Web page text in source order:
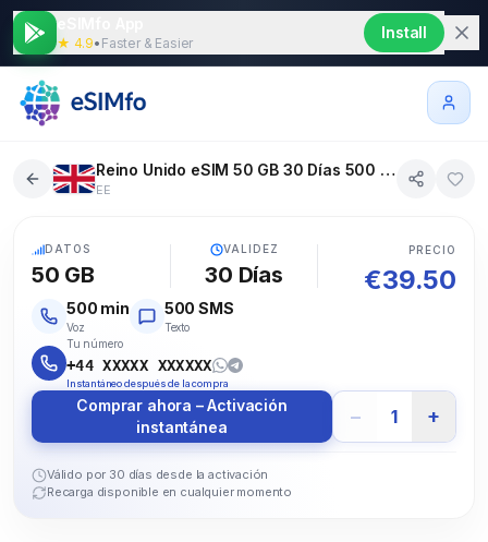
★ 4.9• Faster & Easier
Install
Reino Unido eSIM 50 GB 30 Días 500 SMS 500 Voz
EE
DATOS
50 GB
VALIDEZ
30 Días
PRECIO
€39.50
500 min
Voz
500 SMS
Texto
Tu número
+44 XXXXX XXXXXX
Instantáneo después de la compra
Comprar ahora – Activación
instantánea
− 1 +
Válido por 30 días desde la activación
Recarga disponible en cualquier momento